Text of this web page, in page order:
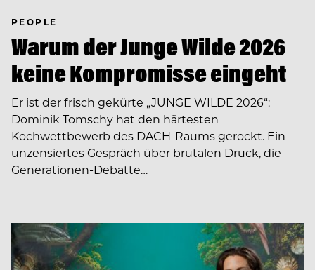
PEOPLE
Warum der Junge Wilde 2026
keine Kompromisse eingeht
Er ist der frisch gekürte „JUNGE WILDE 2026“:
Dominik Tomschy hat den härtesten
Kochwettbewerb des DACH-Raums gerockt. Ein
unzensiertes Gespräch über brutalen Druck, die
Generationen-Debatte…